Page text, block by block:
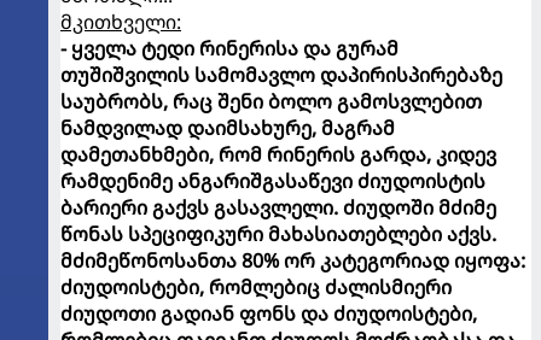
მკითხველი:
- ყველა ტედი რინერისა და გურამ
თუშიშვილის სამომავლო დაპირისპირებაზე
საუბრობს, რაც შენი ბოლო გამოსვლებით
ნამდვილად დაიმსახურე, მაგრამ
დამეთანხმები, რომ რინერის გარდა, კიდევ
რამდენიმე ანგარიშგასაწევი ძიუდოისტის
ბარიერი გაქვს გასავლელი. ძიუდოში მძიმე
წონას სპეციფიკური მახასიათებლები აქვს.
მძიმეწონოსანთა 80% ორ კატეგორიად იყოფა:
ძიუდოისტები, რომლებიც ძალისმიერი
ძიუდოთი გადიან ფონს და ძიუდოისტები,